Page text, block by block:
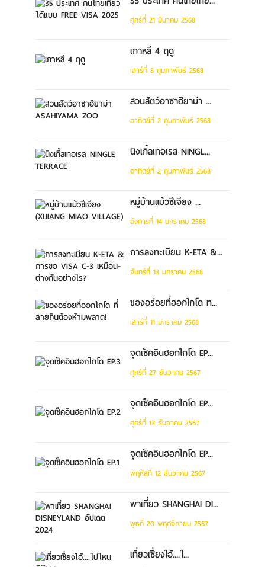
ศุกร์ที่ 21 มีนาคม 2568
เกาหลี 4 ฤดู
เสาร์ที่ 8 กุมภาพันธ์ 2568
สวนสัตว์อาซาฮิยาม่า ...
อาทิตย์ที่ 2 กุมภาพันธ์ 2568
นิงเกิ้ลเทอเรส NINGL...
อาทิตย์ที่ 2 กุมภาพันธ์ 2568
หมู่บ้านแม้วซีเจียง ...
อังคารที่ 14 มกราคม 2568
การลงทะเบียน K-ETA &...
จันทร์ที่ 13 มกราคม 2568
ของอร่อยที่ฮอกไกโด ท...
เสาร์ที่ 11 มกราคม 2568
จุดเช็คอินฮอกไกโด EP...
ศุกร์ที่ 27 ธันวาคม 2567
จุดเช็คอินฮอกไกโด EP...
ศุกร์ที่ 13 ธันวาคม 2567
จุดเช็คอินฮอกไกโด EP...
พฤหัสที่ 12 ธันวาคม 2567
พาเที่ยว SHANGHAI DI...
พุธที่ 20 พฤศจิกายน 2567
เที่ยวเซี่ยงไฮ้....ไ...